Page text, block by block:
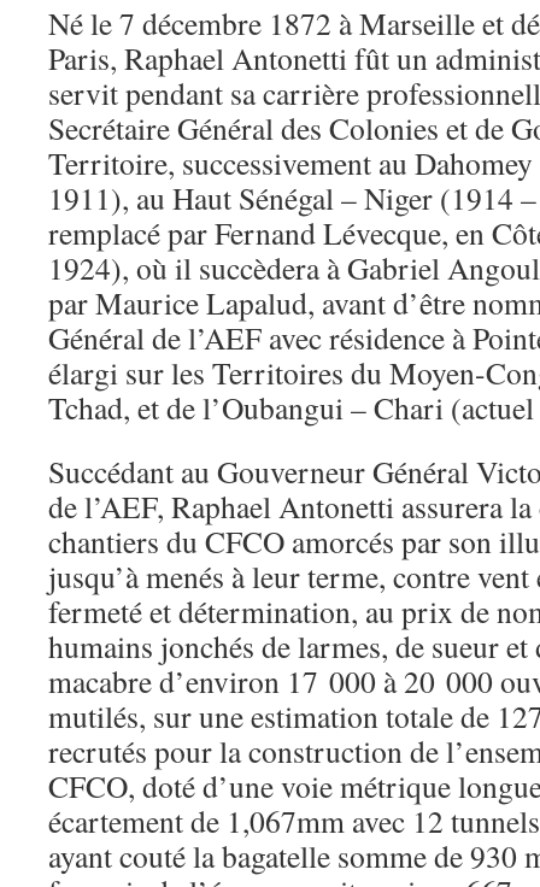
Né le 7 décembre 1872 à Marseille et
Paris, Raphael Antonetti fût un
servit pendant sa carrière
Secrétaire Général des Colonies et de
Territoire, successivement au
1911), au Haut Sénégal – Niger (1914
remplacé par Fernand Lévecque, en
1924), où il succèdera à Gabriel
par Maurice Lapalud, avant d’être
Général de l’AEF avec résidence à
élargi sur les Territoires du Moyen-
Tchad, et de l’Oubangui – Chari
Succédant au Gouverneur Général
de l’AEF, Raphael Antonetti assurera
chantiers du CFCO amorcés par son
jusqu’à menés à leur terme, contre
fermeté et détermination, au prix de
humains jonchés de larmes, de sueur
macabre d’environ 17 000 à 20 000
mutilés, sur une estimation totale de
recrutés pour la construction de
CFCO, doté d’une voie métrique
écartement de 1,067mm avec 12
ayant couté la bagatelle somme de 930